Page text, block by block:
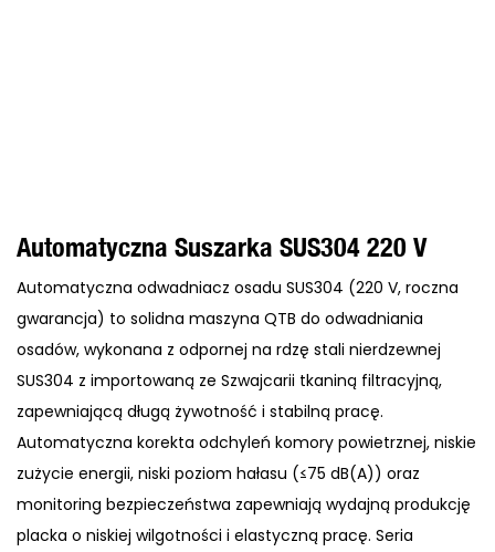
Automatyczna Suszarka SUS304 220 V
Automatyczna odwadniacz osadu SUS304 (220 V, roczna
gwarancja) to solidna maszyna QTB do odwadniania
osadów, wykonana z odpornej na rdzę stali nierdzewnej
SUS304 z importowaną ze Szwajcarii tkaniną filtracyjną,
zapewniającą długą żywotność i stabilną pracę.
Automatyczna korekta odchyleń komory powietrznej, niskie
zużycie energii, niski poziom hałasu (≤75 dB(A)) oraz
monitoring bezpieczeństwa zapewniają wydajną produkcję
placka o niskiej wilgotności i elastyczną pracę. Seria